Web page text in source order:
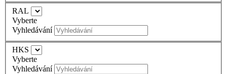
RAL
Vyberte
Vyhledávání
HKS
Vyberte
Vyhledávání